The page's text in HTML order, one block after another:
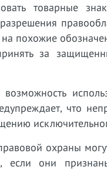
товарные
на похожие
за
что
охраны
если они